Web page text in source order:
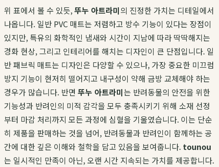
위 표에서 볼 수 있듯,뚜누 아트라미의 진정한 가치는 디테일에서
나옵니다. 일반 PVC 매트는 저렴하고 방수 기능이 있다는 장점이
있지만, 특유의 화학적인 냄새와 시간이 지남에 따라 딱딱해지는
경화 현상, 그리고 인테리어를 해치는 디자인이 큰 단점입니다. 일
반 패브릭 매트는 디자인은 다양할 수 있으나, 가장 중요한 미끄럼
방지 기능이 현저히 떨어지고 내구성이 약해 금방 교체해야 하는
경우가 많습니다. 반면 뚜누 아트라미는 반려동물의 안전을 위한
기능성과 반려인의 미적 감각을 모두 충족시키기 위해 소재 선정
부터 마감 처리까지 모든 과정에 심혈을 기울였습니다. 이는 단순
히 제품을 판매하는 것을 넘어, 반려동물과 반려인이 함께하는 공
간에 대한 깊은 이해와 철학을 담고 있음을 보여줍니다. tounou
는 일시적인 만족이 아닌, 오랜 시간 지속되는 가치를 제공합니다.